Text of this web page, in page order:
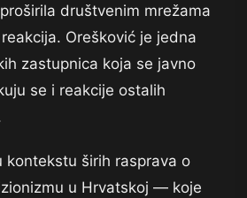
društvenim mrežama
Orešković je jedna
zastupnica koja se javno
se i reakcije ostalih
kontekstu širih rasprava o
u Hrvatskoj — koje